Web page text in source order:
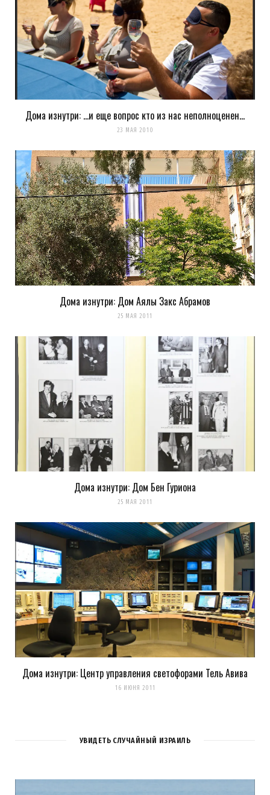
Дома изнутри: …и еще вопрос кто из нас неполноценен…
23 МАЯ 2010
Дома изнутри: Дом Аялы Закс Абрамов
25 МАЯ 2011
Дома изнутри: Дом Бен Гуриона
25 МАЯ 2011
Дома изнутри: Центр управления светофорами Тель Авива
16 ИЮНЯ 2011
УВИДЕТЬ СЛУЧАЙНЫЙ ИЗРАИЛЬ